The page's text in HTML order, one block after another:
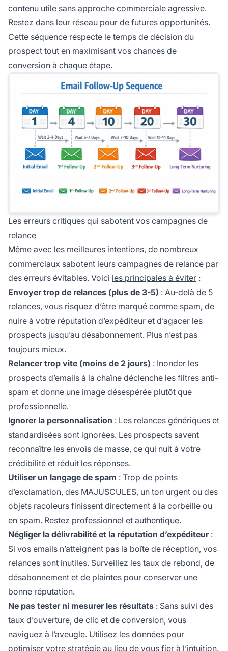
contenu utile sans approche commerciale agressive.
Restez dans leur réseau pour de futures opportunités.
Cette séquence respecte le temps de décision du
prospect tout en maximisant vos chances de
conversion à chaque étape.
Les erreurs critiques qui sabotent vos campagnes de
relance
Même avec les meilleures intentions, de nombreux
commerciaux sabotent leurs campagnes de relance par
des erreurs évitables. Voici les principales à éviter :
Envoyer trop de relances (plus de 3-5) : Au-delà de 5
relances, vous risquez d’être marqué comme spam, de
nuire à votre réputation d’expéditeur et d’agacer les
prospects jusqu’au désabonnement. Plus n’est pas
toujours mieux.
Relancer trop vite (moins de 2 jours) : Inonder les
prospects d’emails à la chaîne déclenche les filtres anti-
spam et donne une image désespérée plutôt que
professionnelle.
Ignorer la personnalisation : Les relances génériques et
standardisées sont ignorées. Les prospects savent
reconnaître les envois de masse, ce qui nuit à votre
crédibilité et réduit les réponses.
Utiliser un langage de spam : Trop de points
d’exclamation, des MAJUSCULES, un ton urgent ou des
objets racoleurs finissent directement à la corbeille ou
en spam. Restez professionnel et authentique.
Négliger la délivrabilité et la réputation d’expéditeur:
Si vos emails n’atteignent pas la boîte de réception, vos
relances sont inutiles. Surveillez les taux de rebond, de
désabonnement et de plaintes pour conserver une
bonne réputation.
Ne pas tester ni mesurer les résultats : Sans suivi des
taux d’ouverture, de clic et de conversion, vous
naviguez à l’aveugle. Utilisez les données pour
optimiser votre stratégie au lieu de vous fier à l’intuition.